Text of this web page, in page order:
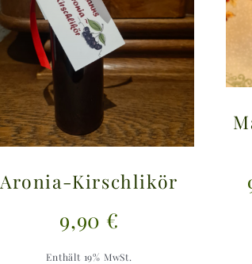
Aronia-Kirschlikör
9,90 €
Enthält 19% MwSt.